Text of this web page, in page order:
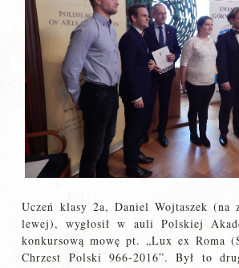
Uczeń klasy 2a, Daniel Wojtaszek (na
lewej), wygłosił w auli Polskiej
konkursową mowę pt. „Lux ex Roma
Chrzest Polski 966-2016”. Był to